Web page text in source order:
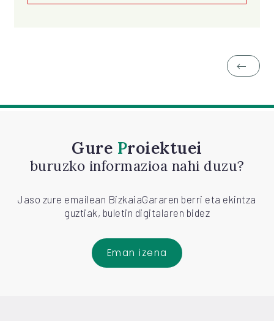
Gure Proiektuei
buruzko informazioa nahi duzu?
Jaso zure emailean BizkaiaGararen berri eta ekintza
guztiak, buletin digitalaren bidez
Eman izena